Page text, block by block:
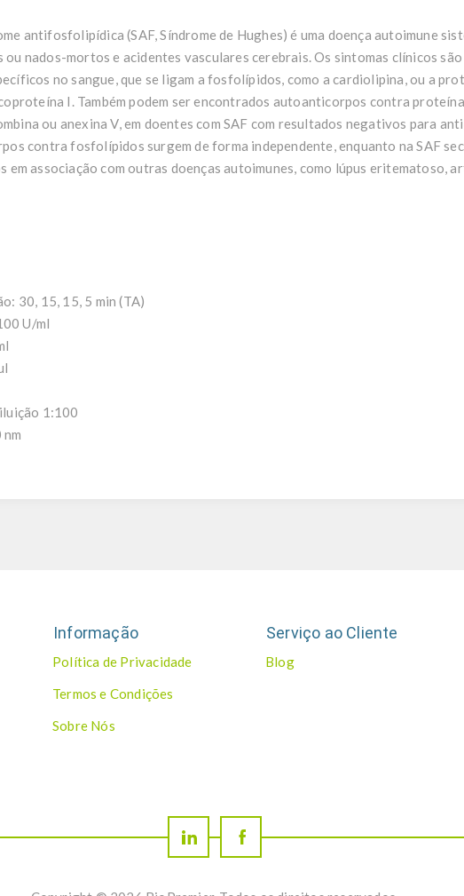
antifosfolipídica (SAF, Síndrome de Hughes) é uma doença autoimune
nados-mortos e acidentes vasculares cerebrais. Os sintomas clínicos são
no sangue, que se ligam a fosfolípidos, como a cardiolipina, ou a
I. Também podem ser encontrados autoanticorpos contra
ou anexina V, em doentes com SAF com resultados negativos para
contra fosfolípidos surgem de forma independente, enquanto na SAF
associação com outras doenças autoimunes, como lúpus eritematoso,
30, 15, 15, 5 min (TA)
U/ml
1:100
Informação
Política de Privacidade
Termos e Condições
Sobre Nós
Serviço ao Cliente
Blog